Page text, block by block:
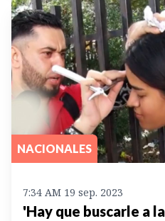
NACIONALES
7:34 AM 19 sep. 2023
'Hay que buscarle a